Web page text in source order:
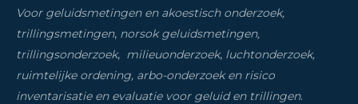
Voor geluidsmetingen en akoestisch onderzoek,
trillingsmetingen, norsok geluidsmetingen,
trillingsonderzoek, milieuonderzoek, luchtonderzoek,
ruimtelijke ordening, arbo-onderzoek en risico
inventarisatie en evaluatie voor geluid en trillingen.